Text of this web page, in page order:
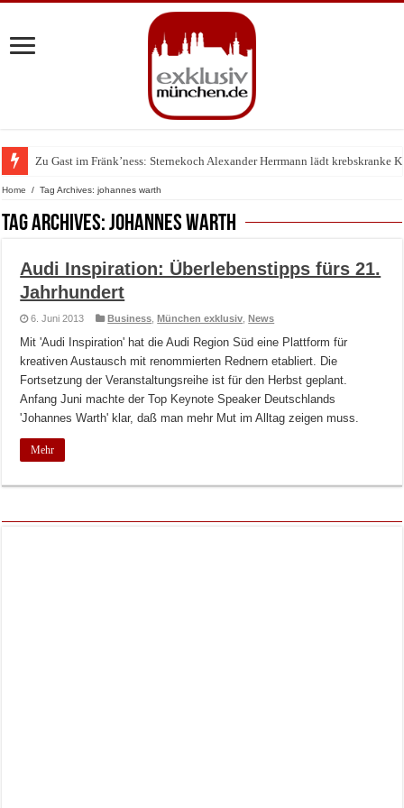
Zu Gast im Fränk’ness: Sternekoch Alexander Herrmann lädt krebskranke
Home / Tag Archives: johannes warth
Tag Archives:johannes warth
Audi Inspiration: Überlebenstipps fürs 21.
Jahrhundert
6. Juni 2013 Business ,München exklusiv ,News
Mit 'Audi Inspiration' hat die Audi Region Süd eine Plattform für
kreativen Austausch mit renommierten Rednern etabliert. Die
Fortsetzung der Veranstaltungsreihe ist für den Herbst geplant.
Anfang Juni machte der Top Keynote Speaker Deutschlands
'Johannes Warth' klar, daß man mehr Mut im Alltag zeigen muss.
Mehr